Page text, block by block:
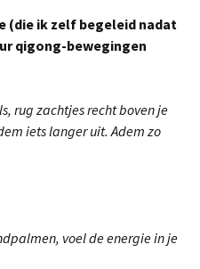
(die ik zelf begeleid nadat
qigong-bewegingen
rug zachtjes recht boven je
iets langer uit. Adem zo
voel de energie in je